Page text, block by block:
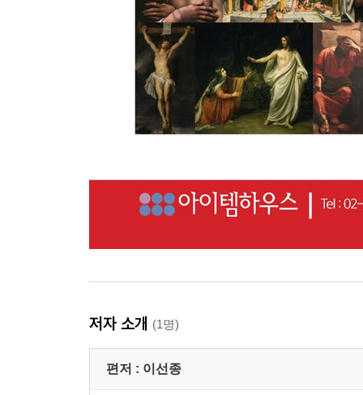
저자 소개 (1명)
편저 : 이선종